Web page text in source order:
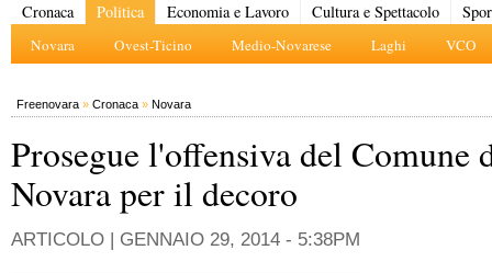
Cronaca Politica
Novara Ovest-Ticino Medio-Novarese Laghi VCO
Economia e Lavoro Cultura e Spettacolo
Freenovara » Cronaca » Novara
Prosegue l'offensiva del Comune
Novara per il decoro
ARTICOLO | GENNAIO 29, 2014 - 5:38PM